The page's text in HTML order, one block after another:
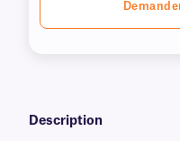
Description